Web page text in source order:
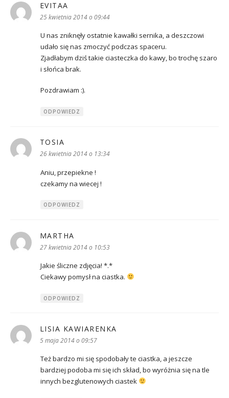
EVITAA
25 kwietnia 2014 o 09:44
U nas zniknęły ostatnie kawałki sernika, a deszczowi
udało się nas zmoczyć podczas spaceru.
Zjadłabym dziś takie ciasteczka do kawy, bo trochę szaro
i słońca brak.
Pozdrawiam :).
ODPOWIEDZ
TOSIA
26 kwietnia 2014 o 13:34
Aniu, przepiekne !
czekamy na wiecej !
ODPOWIEDZ
MARTHA
27 kwietnia 2014 o 10:53
Jakie śliczne zdjęcia! *.*
Ciekawy pomysł na ciastka.
ODPOWIEDZ
LISIA KAWIARENKA
5 maja 2014 o 09:57
Też bardzo mi się spodobały te ciastka, a jeszcze
bardziej podoba mi się ich skład, bo wyróżnia się na tle
innych bezglutenowych ciastek